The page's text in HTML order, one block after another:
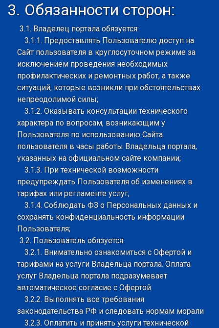
3. Обязанности сторон:
3.1. Владелец портала обязуется:
3.1.1. Предоставлять Пользователю доступ на
Сайт пользователя в круглосуточном режиме за
исключением проведения необходимых
профилактических и ремонтных работ, а также
ситуаций, которые возникли при обстоятельствах
непреодолимой силы;
3.1.2. Оказывать консультации технического
характера по вопросам, возникающим у
Пользователя по использованию Сайта
пользователя в часы работы Владельца портала,
указанных на официальном сайте компании;
3.1.3. При технической возможности
предупреждать Пользователя об изменениях в
тарифах или регламенте услуг;
3.1.4. Соблюдать ФЗ о Персональных данных и
сохранять конфиденциальность информации
Пользователя;
3.2. Пользователь обязуется:
3.2.1. Внимательно ознакомиться с Офертой и
тарифами на услуги Владельца портала. Оплата
услуг Владельца портала подразумевает
автоматическое согласие с Офертой.
3.2.2. Выполнять все требования
законодательства РФ и следовать нормам морали
3.2.3. Оплатить и принять услуги технической